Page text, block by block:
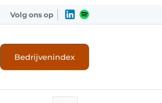
Volg ons op
Bedrijvenindex